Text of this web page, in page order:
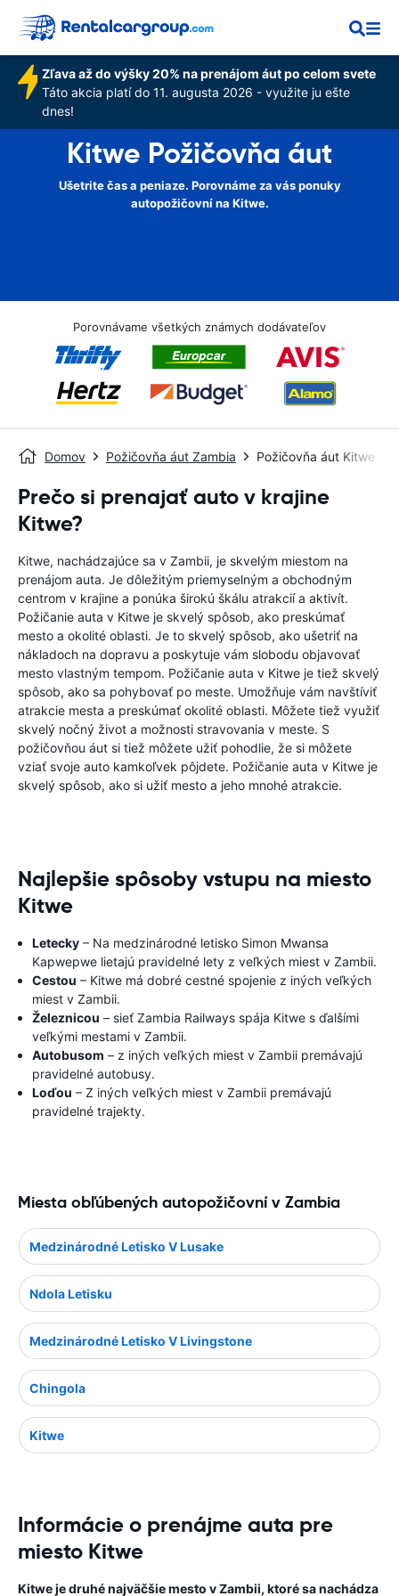
Zľava až do výšky 20% na prenájom áut po celom svete
Táto akcia platí do 11. augusta 2026 - využite ju ešte
dnes!
Kitwe Požičovňa áut
Ušetrite čas a peniaze. Porovnáme za vás ponuky
autopožičovní na Kitwe.
Porovnávame všetkých známych dodávateľov
Domov Požičovňa áut Zambia Požičovňa áut Kitwe
Prečo si prenajať auto v krajine
Kitwe?
Kitwe, nachádzajúce sa v Zambii, je skvelým miestom na
prenájom auta. Je dôležitým priemyselným a obchodným
centrom v krajine a ponúka širokú škálu atrakcií a aktivít.
Požičanie auta v Kitwe je skvelý spôsob, ako preskúmať
mesto a okolité oblasti. Je to skvelý spôsob, ako ušetriť na
nákladoch na dopravu a poskytuje vám slobodu objavovať
mesto vlastným tempom. Požičanie auta v Kitwe je tiež skvelý
spôsob, ako sa pohybovať po meste. Umožňuje vám navštíviť
atrakcie mesta a preskúmať okolité oblasti. Môžete tiež využiť
skvelý nočný život a možnosti stravovania v meste. S
požičovňou áut si tiež môžete užiť pohodlie, že si môžete
vziať svoje auto kamkoľvek pôjdete. Požičanie auta v Kitwe je
skvelý spôsob, ako si užiť mesto a jeho mnohé atrakcie.
Najlepšie spôsoby vstupu na miesto
Kitwe
Letecky – Na medzinárodné letisko Simon Mwansa
Kapwepwe lietajú pravidelné lety z veľkých miest v Zambii.
Cestou – Kitwe má dobré cestné spojenie z iných veľkých
miest v Zambii.
Železnicou – sieť Zambia Railways spája Kitwe s ďalšími
veľkými mestami v Zambii.
Autobusom – z iných veľkých miest v Zambii premávajú
pravidelné autobusy.
Loďou – Z iných veľkých miest v Zambii premávajú
pravidelné trajekty.
Miesta obľúbených autopožičovní v Zambia
Medzinárodné Letisko V Lusake
Ndola Letisku
Medzinárodné Letisko V Livingstone
Chingola
Kitwe
Informácie o prenájme auta pre
miesto Kitwe
Kitwe je druhé najväčšie mesto v Zambii, ktoré sa nachádza